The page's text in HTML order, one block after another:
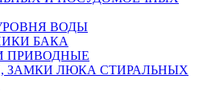
ВОДЫ
БАКА
ПРИВОДНЫЕ
ЗАМКИ ЛЮКА СТИРАЛЬНЫХ